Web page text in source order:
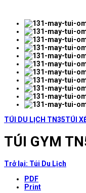
TÚI DU LỊCH TN35TÚI
TÚI GYM
Trở lại: Túi Du Lịch
PDF
Print